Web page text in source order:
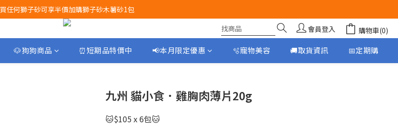
Airbuggy 全線現貨8折！立即點擊火速搶購
買任何獅子砂可享半價加購獅子砂木薯砂1包
Airbuggy 全線現貨8折！立即點擊火速搶購
會員登入 購物車(0)
🐶狗狗商品 ⏰短期品特價中 📢本月限定優惠 🫧寵物美容 🚚取貨資訊 📅定期購
九州 貓小食．雞胸肉薄片20g
🐱$105 x 6包🐱